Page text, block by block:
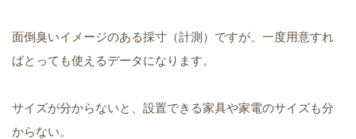
面倒臭いイメージのある採寸（計測）ですが、一度用意すれ
ばとっても使えるデータになります。
サイズが分からないと、設置できる家具や家電のサイズも分
からない。